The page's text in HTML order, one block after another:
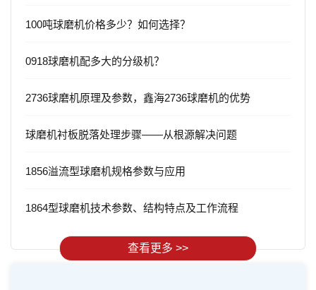
100吨球磨机价格多少？如何选择？
0918球磨机配多大的分级机？
2736球磨机原理及参数，鑫海2736球磨机的优势
球磨机衬板脱落处理步骤——从根源解决问题
1856溢流型球磨机规格参数与应用
1864型球磨机技术参数、结构特点及工作流程
查看更多 >>